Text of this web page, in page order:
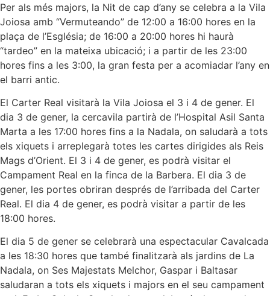
Per als més majors, la Nit de cap d’any se celebra a la Vila
Joiosa amb “Vermuteando” de 12:00 a 16:00 hores en la
plaça de l’Església; de 16:00 a 20:00 hores hi haurà
“tardeo” en la mateixa ubicació; i a partir de les 23:00
hores fins a les 3:00, la gran festa per a acomiadar l’any en
el barri antic.
El Carter Real visitarà la Vila Joiosa el 3 i 4 de gener. El
dia 3 de gener, la cercavila partirà de l’Hospital Asil Santa
Marta a les 17:00 hores fins a la Nadala, on saludarà a tots
els xiquets i arreplegarà totes les cartes dirigides als Reis
Mags d’Orient. El 3 i 4 de gener, es podrà visitar el
Campament Real en la finca de la Barbera. El dia 3 de
gener, les portes obriran després de l’arribada del Carter
Real. El dia 4 de gener, es podrà visitar a partir de les
18:00 hores.
El dia 5 de gener se celebrarà una espectacular Cavalcada
a les 18:30 hores que també finalitzarà als jardins de La
Nadala, on Ses Majestats Melchor, Gaspar i Baltasar
saludaran a tots els xiquets i majors en el seu campament